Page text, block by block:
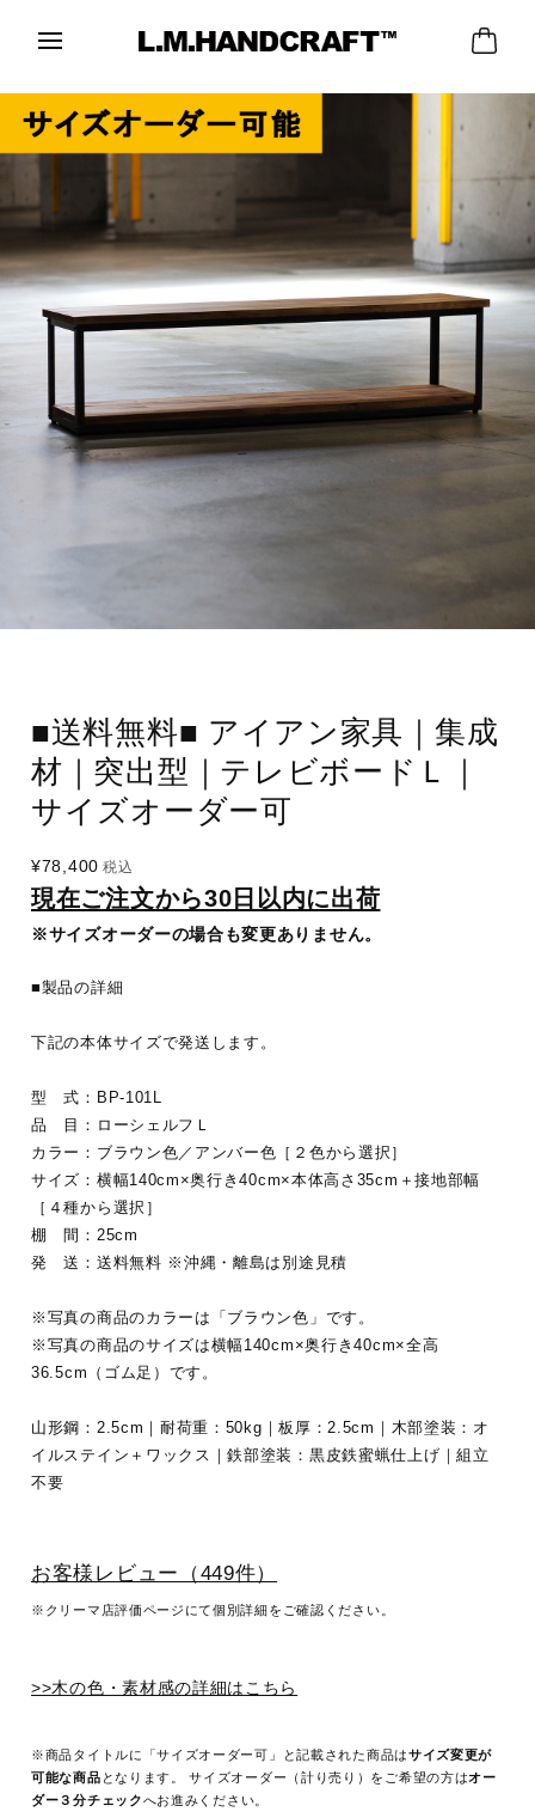
■送料無料■ アイアン家具｜集成
材｜突出型｜テレビボードＬ｜
サイズオーダー可
¥78,400 税込
現在ご注文から30日以内に出荷
※サイズオーダーの場合も変更ありません。
■製品の詳細
下記の本体サイズで発送します。
型 式：BP-101L
品 目：ローシェルフＬ
カラー：ブラウン色／アンバー色［２色から選択］
サイズ：横幅140cm×奥行き40cm×本体高さ35cm＋接地部幅
［４種から選択］
棚 間：25cm
発 送：送料無料 ※沖縄・離島は別途見積
※写真の商品のカラーは「ブラウン色」です。
※写真の商品のサイズは横幅140cm×奥行き40cm×全高
36.5cm（ゴム足）です。
山形鋼：2.5cm｜耐荷重：50kg｜板厚：2.5cm｜木部塗装：オ
イルステイン＋ワックス｜鉄部塗装：黒皮鉄蜜蝋仕上げ｜組立
不要
お客様レビュー（449件）
※クリーマ店評価ページにて個別詳細をご確認ください。
>>木の色・素材感の詳細はこちら
※商品タイトルに「サイズオーダー可」と記載された商品はサイズ変更が
可能な商品 となります。 サイズオーダー（計り売り）をご希望の方はオー
ダー３分チェックへお進みください。